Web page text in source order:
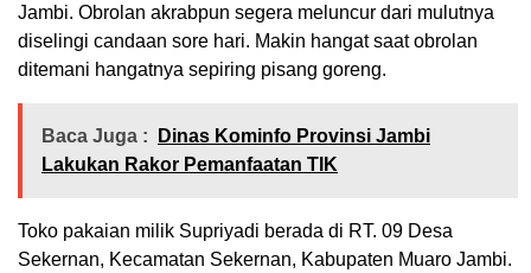
Jambi. Obrolan akrabpun segera meluncur dari mulutnya
diselingi candaan sore hari. Makin hangat saat obrolan
ditemani hangatnya sepiring pisang goreng.
Baca Juga :
Dinas Kominfo Provinsi Jambi
Lakukan Rakor Pemanfaatan TIK
Toko pakaian milik Supriyadi berada di RT. 09 Desa
Sekernan, Kecamatan Sekernan, Kabupaten Muaro Jambi.